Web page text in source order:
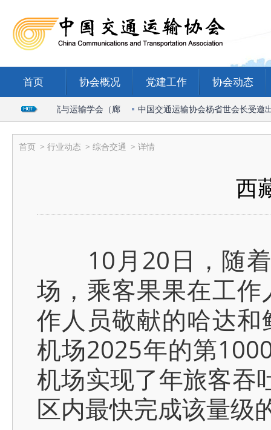
首页 协会概况 党建工作 协会动态
国际物流与运输学会（廊 中国交通运输协会杨省世会长受邀出席
首页 > 行业动态 > 综合交通 > 详情
西
10月20日，随着
场，乘客果果在工
作人员敬献的哈达
机场2025年的第
机场实现了年旅客吞
区内最快完成该量级